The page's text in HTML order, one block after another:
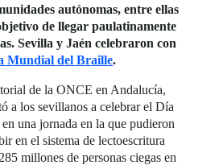
autónomas, entre ellas
de llegar paulatinamente
Sevilla y Jaén celebraron con
Mundial del Braille.
de la ONCE en Andalucía,
a los sevillanos a celebrar el Día
una jornada en la que pudieron
en el sistema de lectoescritura
millones de personas ciegas en